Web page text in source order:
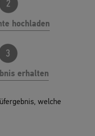
hochladen
erhalten
welche